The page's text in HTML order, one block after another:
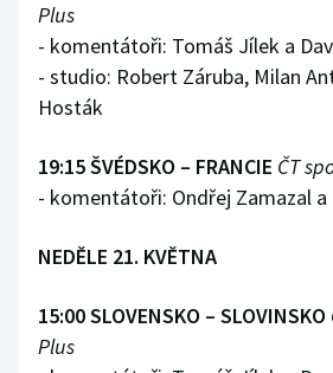
Plus
- komentátoři: Tomáš Jílek a
- studio: Robert Záruba, Milan
Hosták
19:15 ŠVÉDSKO – FRANCIE ČT
- komentátoři: Ondřej Zamazal
NEDĚLE 21. KVĚTNA
15:00 SLOVENSKO – SLOVINSKO
Plus